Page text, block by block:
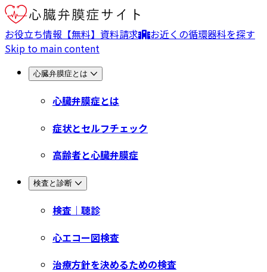
お役立ち情報 【無料】資料請求
お近くの循環器科を探す
Skip to main content
心臓弁膜症とは
心臓弁膜症とは
症状とセルフチェック
高齢者と心臓弁膜症
検査と診断
検査｜聴診
心エコー図検査
治療方針を決めるための検査